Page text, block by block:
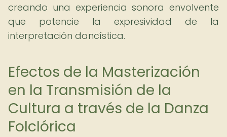
creando una experiencia sonora envolvente
que potencie la expresividad de la
interpretación dancística.
Efectos de la Masterización
en la Transmisión de la
Cultura a través de la Danza
Folclórica